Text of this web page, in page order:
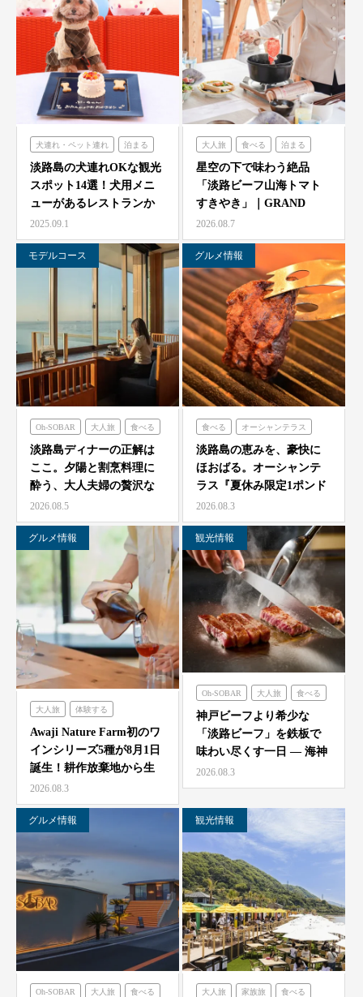
犬連れ・ペット連れ 泊まる
ミエレザガーデン
のじまスコーラ
シェフガーデン
淡路島の犬連れOKな観光
スポット14選！犬用メニ
ューがあるレストランか
らペット可ホテルまで…
2025.09.1
大人旅 食べる 泊まる
グランシャリオ
星空の下で味わう絶品
「淡路ビーフ山海トマト
すきやき」｜GRAND
CHARIOT 北斗七星…
2026.08.7
モデルコース
Oh-SOBAR 大人旅 食べる
青海波
淡路島ディナーの正解は
ここ。夕陽と割烹料理に
酔う、大人夫婦の贅沢な
一夜をモダン蕎麦割烹
O…
2026.08.5
グルメ情報
食べる オーシャンテラス
淡路島の恵みを、豪快に
ほおばる。オーシャンテ
ラス『夏休み限定1ポンド
ビーフフェア』7月25…
2026.08.3
グルメ情報
大人旅 体験する
農家レストラン「陽・燦燦」
Awaji Nature Farm初のワ
インシリーズ5種が8月1日
誕生！耕作放棄地から生
ま…
2026.08.3
観光情報
Oh-SOBAR 大人旅 食べる
のじまスコーラ 海神人の食卓
神戸ビーフより希少な
「淡路ビーフ」を鉄板で
味わい尽くす一日 — 海神
人（アマン）の食卓
「桟…
2026.08.3
グルメ情報
Oh-SOBAR 大人旅 食べる
観光情報
大人旅 家族旅 食べる